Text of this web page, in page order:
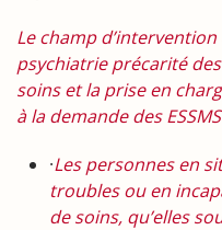
Le champ
psychiatrie précarité
soins et la prise en
à la demande des
·Les personnes en
troubles ou en
de soins, qu’elles